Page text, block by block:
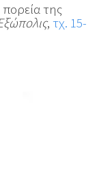
της
, τχ. 15-